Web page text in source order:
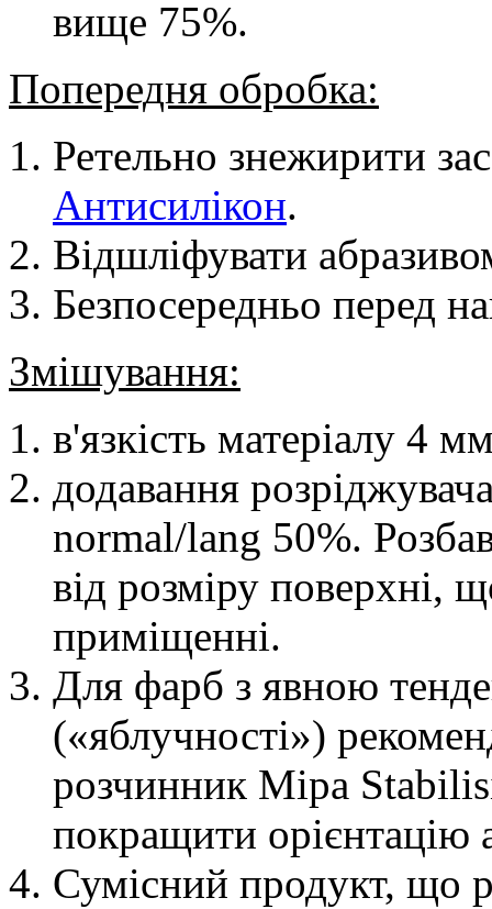
вище 75%.
Попередня обробка:
Ретельно знежирити
Антисилікон.
Відшліфувати
Безпосередньо перед
Змішування:
в'язкість матеріалу 4
додавання
normal/lang 50%.
від розміру поверхні,
приміщенні.
Для фарб з явною
(«яблучності»)
розчинник Mipa
покращити орієнтацію
Сумісний продукт, що